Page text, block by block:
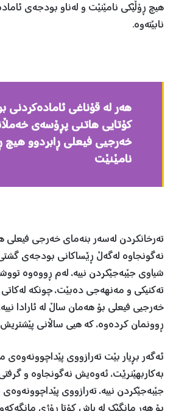
هیچ ڕۆڵێكی نامێنێت و له‌ناو بودجه‌ی
نابێته‌وه‌.
هه‌ر له‌ قۆناغی ئاماده‌كردنی
كۆتایی هاتنی پڕۆسه‌ی
خه‌رجیی فیعلی ڕابردوو هیچ
نامێنێت
ته‌رخانكردن له‌سه‌ر بنه‌مای خه‌رجی
نه‌گونجاوه‌ له‌گه‌ڵ ڕێساكانی بودجه‌ی
شیاوی جێبه‌جێكردن نییه‌، له‌م ڕووه‌وه‌
ته‌كنیكی و مه‌نهه‌جی ده‌بێت، چونكه‌
خه‌رجیی فیعلی بۆ هه‌مان ساڵ له‌ ئارادا
ڕوونمان كرده‌وه، کە‌ هیی ساڵانی پێشتریش
ئه‌گه‌ر بڕیار بێت ته‌رازووی پێداچوونه‌وه‌ی
به‌كاربهێنرێت، ئه‌وه‌یش نه‌گونجاوه ‌و
جێبه‌جێكردن نییه‌، ته‌رازووی